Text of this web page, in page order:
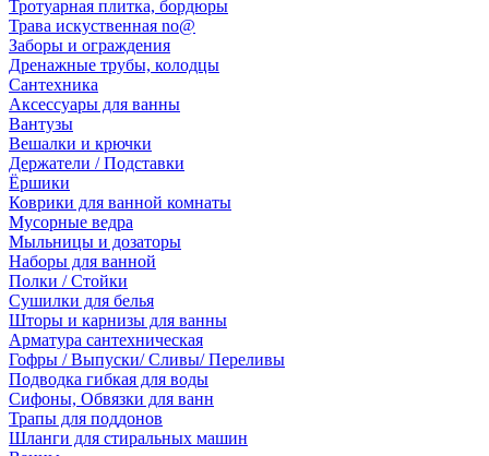
Тротуарная плитка, бордюры
Трава искуственная no@
Заборы и ограждения
Дренажные трубы, колодцы
Сантехника
Аксессуары для ванны
Вантузы
Вешалки и крючки
Держатели / Подставки
Ёршики
Коврики для ванной комнаты
Мусорные ведра
Мыльницы и дозаторы
Наборы для ванной
Полки / Стойки
Сушилки для белья
Шторы и карнизы для ванны
Арматура сантехническая
Гофры / Выпуски/ Сливы/ Переливы
Подводка гибкая для воды
Сифоны, Обвязки для ванн
Трапы для поддонов
Шланги для стиральных машин